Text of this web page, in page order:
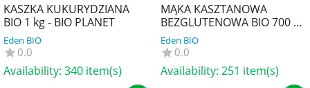
KASZKA KUKURYDZIANA
BIO 1 kg - BIO PLANET
Eden BIO
0.0
Availability: 340 item(s)
MĄKA KASZTANOWA
BEZGLUTENOWA BIO 700 g -
BIO PLANET
Eden BIO
0.0
Availability: 251 item(s)